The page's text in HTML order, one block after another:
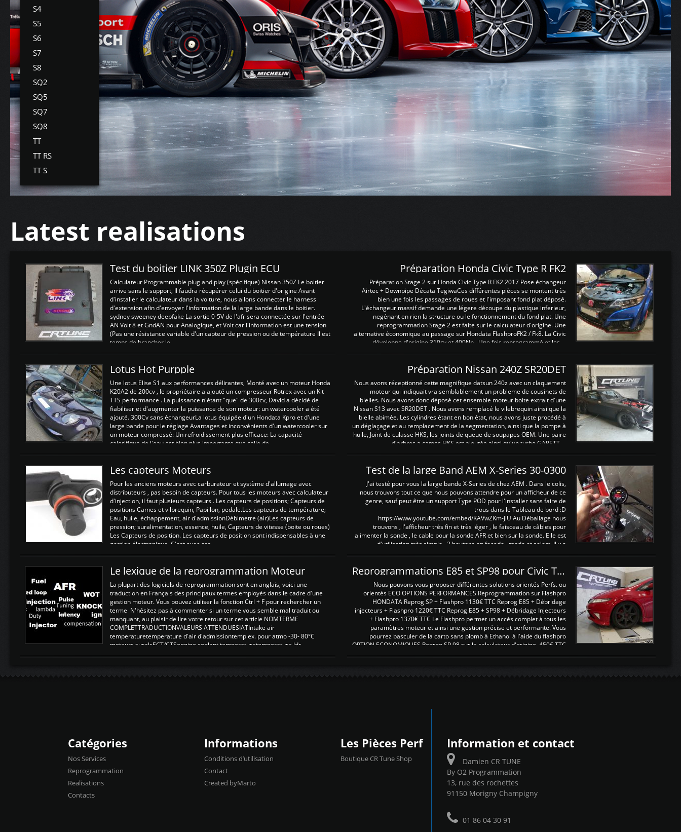
S4
S5
S6
S7
S8
SQ2
SQ5
SQ7
SQ8
TT
TT RS
TT S
Latest realisations
Test du boitier LINK 350Z Plugin ECU
Calculateur Programmable plug and play (spécifique) Nissan 350Z Le boitier
arrive sans le support, Il faudra récupérer celui du boitier d'origine Avant
d'installer le calculateur dans la voiture, nous allons connecter le harness
d'extension afin d'envoyer l'information de la large bande dans le boitier.
sydney sweeney deepfake La sortie 0-5V de l'afr sera connectée sur l'entrée
AN Volt 8 et GndAN pour Analogique, et Volt car l'information est une tension
(Pas une résistance variable d'un capteur de pression ou de température Il est
temps de brancher le ...
Préparation Honda Civic Type R FK2
Préparation Stage 2 sur Honda Civic Type R FK2 2017 Pose échangeur
Airtec + Downpipe Décata TegiwaCes différentes pièces se montent très
bien une fois les passages de roues et l'imposant fond plat déposé.
L'échangeur massif demande une légere découpe du plastique inferieur,
negénant en rien la structure ou le fonctionnement du fond plat. Une
reprogrammation Stage 2 est faite sur le calculateur d'origine. Une
alternative économique au passage sur Hondata FlashproFK2 / Fk8. La Civic
développe d'origine 310cv et 400Nn , Une fois reprogrammé et les ...
Lotus Hot Purpple
Une lotus Elise S1 aux performances délirantes, Monté avec un moteur Honda
K20A2 de 200cv , le propriétaire a ajouté un compresseur Rotrex avec un Kit
TTS performance . La puissance n'étant "que" de 300cv, David a décidé de
fiabiliser et d'augmenter la puissance de son moteur: un watercooler a été
ajouté. 300Cv sans échangeurLa lotus équipée d'un Hondata Kpro et d'une
large bande pour le réglage Avantages et inconvénients d'un watercooler sur
un moteur compressé: Un refroidissement plus efficace: La capacité
calorifique de l'eau est bien plus importante que celle de ...
Préparation Nissan 240Z SR20DET
Nous avons réceptionné cette magnifique datsun 240z avec un claquement
moteur qui indiquait vraisemblablement un probleme de cousinets de
bielles. Nous avons donc déposé cet ensemble moteur boite extrait d'une
Nissan S13 avec SR20DET . Nous avons remplacé le vilebrequin ainsi que la
bielle abimée. Les cylindres étant en bon état, nous avons juste procédé à
un déglaçage et au remplacement de la segmentation, ainsi que la pompe à
huile, Joint de culasse HKS, les joints de queue de soupapes OEM. Une paire
d'arbres a cames HKS est ajoutée ainsi qu'un turbo GARETT ...
Les capteurs Moteurs
Pour les anciens moteurs avec carburateur et système d'allumage avec
distributeurs , pas besoin de capteurs. Pour tous les moteurs avec calculateur
d'injection, il faut plusieurs capteurs . Les capteurs de positions; Capteurs de
positions Cames et vilbrequin, Papillon, pedale.Les capteurs de température;
Eau, huile, échappement, air d'admissionDébimetre (air)Les capteurs de
pression; suralimentation, essence, huile, Capteurs de vitesse (boite ou roues)
Les Capteurs de position. Les capteurs de position sont indispensables à une
gestion électronique. C'est avec ces ...
Test de la large Band AEM X-Series 30-0300
J'ai testé pour vous la large bande X-Series de chez AEM . Dans le colis,
nous trouvons tout ce que nous pouvons attendre pour un afficheur de ce
genre, sauf peut être un support Type POD pour l'installer sans faire de
trous dans le Tableau de bord :D
https://www.youtube.com/embed/KAVwZKm-JiU Au Déballage nous
trouvons , l'afficheur très fin et très léger , le faisceau de câbles pour
alimenter la sonde , le cable pour la sonde AFR et bien sur la sonde. Elle est
d'utilisation très simple , 2 boutons en façade , mode et select. Il y a
Le lexique de la reprogrammation Moteur
La plupart des logiciels de reprogrammation sont en anglais, voici une
traduction en Français des principaux termes employés dans le cadre d'une
gestion moteur. Vous pouvez utiliser la fonction Ctrl + F pour rechercher un
terme N'hésitez pas à commenter si un terme vous semble mal traduit ou
manquant, au plaisir de lire votre retour sur cet article NOMTERME
COMPLETTRADUCTIONVALEURS ATTENDUESIATIntake air
temperaturetemperature d'air d'admissiontemp ex. pour atmo -30- 80°C
moteurs suralsECT/CTSengine coolant temperaturetemperature ldr
Reprogrammations E85 et SP98 pour Civic Type R FN2
Nous pouvons vous proposer différentes solutions orientés Perfs. ou
orientés ECO OPTIONS PERFORMANCES Reprogrammation sur Flashpro
HONDATA Reprog SP + Flashpro 1130€ TTC Reprog E85 + Débridage
injecteurs + Flashpro 1220€ TTC Reprog E85 + SP98 + Débridage Injecteurs
+ Flashpro 1370€ TTC Le Flashpro permet un accès complet à tous les
paramètres moteur et ainsi une gestion précise et performante. Vous
pourrez basculer de la carto sans plomb à Ethanol à l'aide du flashpro
OPTION ECONOMIQUES Reprog SP 98 sur le calculateur d'origine 450€ TTC
Catégories
Nos Services
Reprogrammation
Realisations
Contacts
Informations
Conditions d’utilisation
Contact
Created byMarto
Les Pièces Perf
Boutique CR Tune Shop
Information et contact
Damien CR TUNE
By O2 Programmation
13, rue des rochettes
91150 Morigny Champigny
01 86 04 30 91